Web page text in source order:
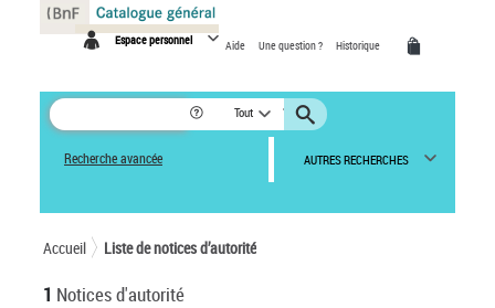
Espace personnel Aide Une question ? Historique
Tout
Recherche avancée AUTRES RECHERCHES
Accueil Liste de notices d’autorité
1 Notices d'autorité
Panneau de gestion des cookies